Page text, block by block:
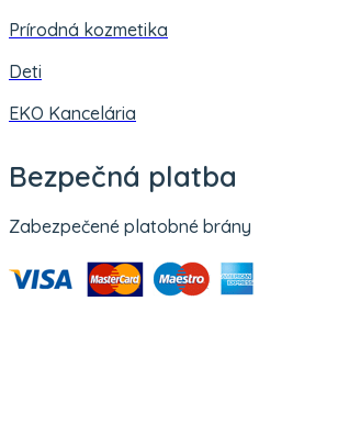
Prírodná kozmetika
Deti
EKO Kancelária
Bezpečná platba
Zabezpečené platobné brány